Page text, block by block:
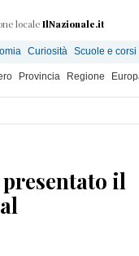
localeIlNazionale.it
Curiosità Scuole e corsi
Provincia Regione
presentato il